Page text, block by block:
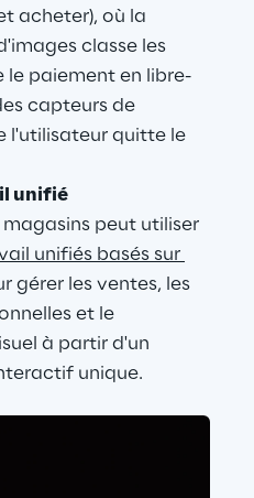
acheter), où la
classe les
paiement en libre-
capteurs de
l'utilisateur quitte le
unifié
magasins peut utiliser
unifiés basés sur
gérer les ventes, les
et le
à partir d'un
unique.